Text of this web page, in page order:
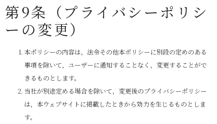
第9条（プライバシーポリシ
ーの変更）
本ポリシーの内容は，法令その他本ポリシーに別段の定めのある
事項を除いて，ユーザーに通知することなく，変更することがで
きるものとします。
当社が別途定める場合を除いて，変更後のプライバシーポリシー
は，本ウェブサイトに掲載したときから効力を生じるものとしま
す。